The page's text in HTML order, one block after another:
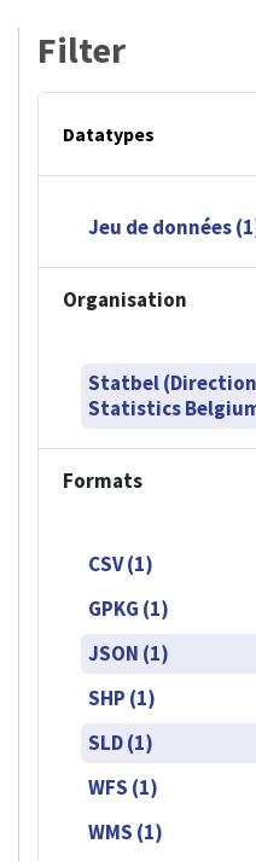
Filter
Datatypes
Jeu de données
Organisation
Statbel
Statistics
Formats
CSV (1)
GPKG (1)
JSON (1)
SHP (1)
SLD (1)
WFS (1)
WMS (1)